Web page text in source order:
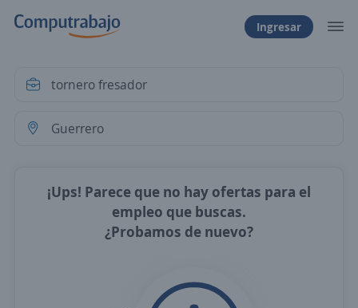
Ingresar
¡Ups! Parece que no hay ofertas para el
empleo que buscas.
¿Probamos de nuevo?